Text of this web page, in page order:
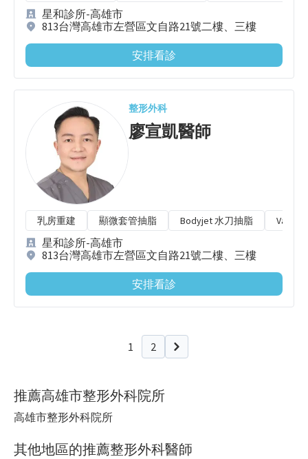
星和診所-高雄市
813台灣高雄市左營區文自路21號二樓、三樓
安排看診
整形外科
廖宣凱醫師
乳房重建 顯微套管抽脂 Bodyjet 水刀抽脂 Vaser
星和診所-高雄市
813台灣高雄市左營區文自路21號二樓、三樓
安排看診
1 2 下一頁
推薦高雄市整形外科院所
高雄市整形外科院所
其他地區的推薦整形外科醫師